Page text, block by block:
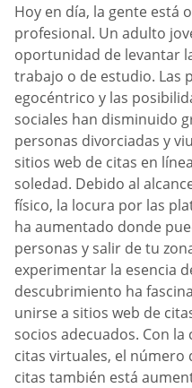
Hoy en día, la gente está
profesional. Un adulto
oportunidad de levantar
trabajo o de estudio. Las
egocéntrico y las
sociales han disminuido
personas divorciadas y
sitios web de citas en
soledad. Debido al
físico, la locura por las
ha aumentado donde
personas y salir de tu
experimentar la esencia
descubrimiento ha
unirse a sitios web de
socios adecuados. Con
citas virtuales, el número
citas también está